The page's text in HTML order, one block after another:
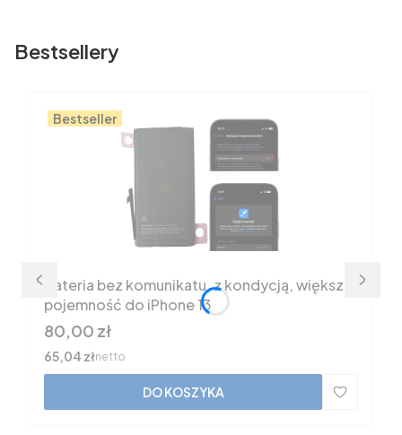
Bestsellery
Bestseller
Bateria bez komunikatu, z kondycją, większa
pojemność do iPhone 13
Cena
80,00 zł
Cena
65,04 złnetto
DO KOSZYKA